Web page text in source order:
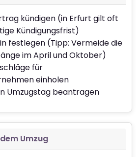
kündigen (in Erfurt gilt oft
Kündigungsfrist)
festlegen (Tipp: Vermeide die
im April und Oktober)
für
einholen
Umzugstag beantragen
Umzug